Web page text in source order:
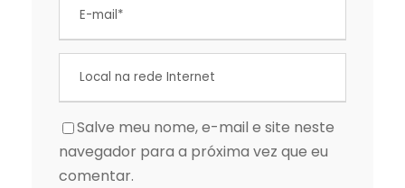
Salve meu nome, e-mail e site neste
navegador para a próxima vez que eu
comentar.